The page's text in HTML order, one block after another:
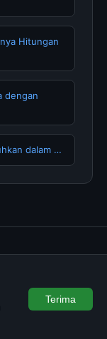
Hitungan
dengan
dalam …
Terima